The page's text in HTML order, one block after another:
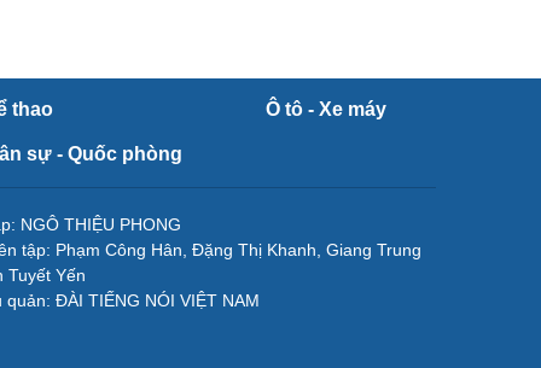
thao Ô tô - Xe máy
sự - Quốc phòng
NGÔ THIỆU PHONG
tập: Phạm Công Hân, Đặng Thị Khanh, Giang Trung
Tuyết Yến
quản: ĐÀI TIẾNG NÓI VIỆT NAM